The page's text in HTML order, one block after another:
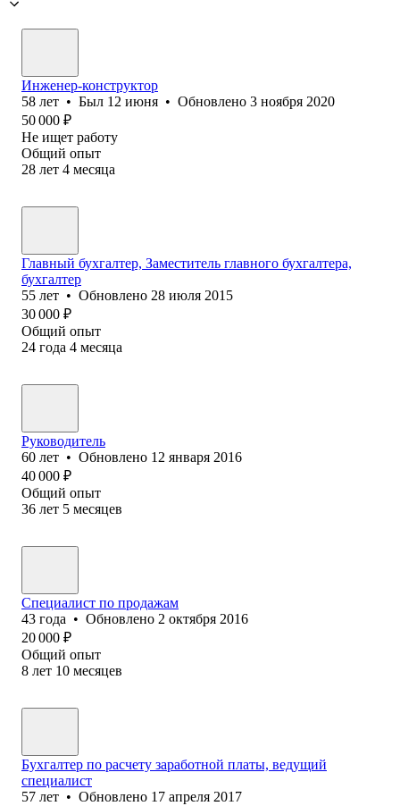
Инженер-конструктор
58 лет • Был 12 июня • Обновлено 3 ноября 2020
50 000 ₽
Не ищет работу
Общий опыт
28 лет 4 месяца
Главный бухгалтер, Заместитель главного бухгалтера,
бухгалтер
55 лет • Обновлено 28 июля 2015
30 000 ₽
Общий опыт
24 года 4 месяца
Руководитель
60 лет • Обновлено 12 января 2016
40 000 ₽
Общий опыт
36 лет 5 месяцев
Специалист по продажам
43 года • Обновлено 2 октября 2016
20 000 ₽
Общий опыт
8 лет 10 месяцев
Бухгалтер по расчету заработной платы, ведущий
специалист
57 лет • Обновлено 17 апреля 2017